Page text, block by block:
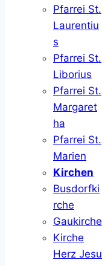
Pfarrei St.
Laurentiu
s
Pfarrei St.
Liborius
Pfarrei St.
Margaret
ha
Pfarrei St.
Marien
Kirchen
Busdorfki
rche
Gaukirche
Kirche
Herz Jesu